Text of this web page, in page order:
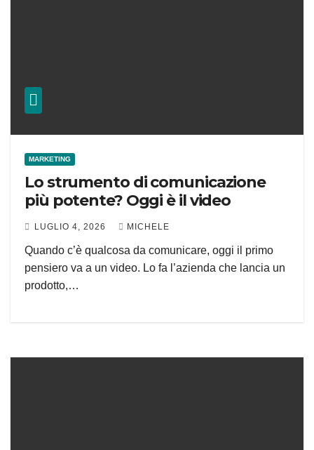
MARKETING
Lo strumento di comunicazione
più potente? Oggi è il video
LUGLIO 4, 2026 MICHELE
Quando c’è qualcosa da comunicare, oggi il primo
pensiero va a un video. Lo fa l’azienda che lancia un
prodotto,…